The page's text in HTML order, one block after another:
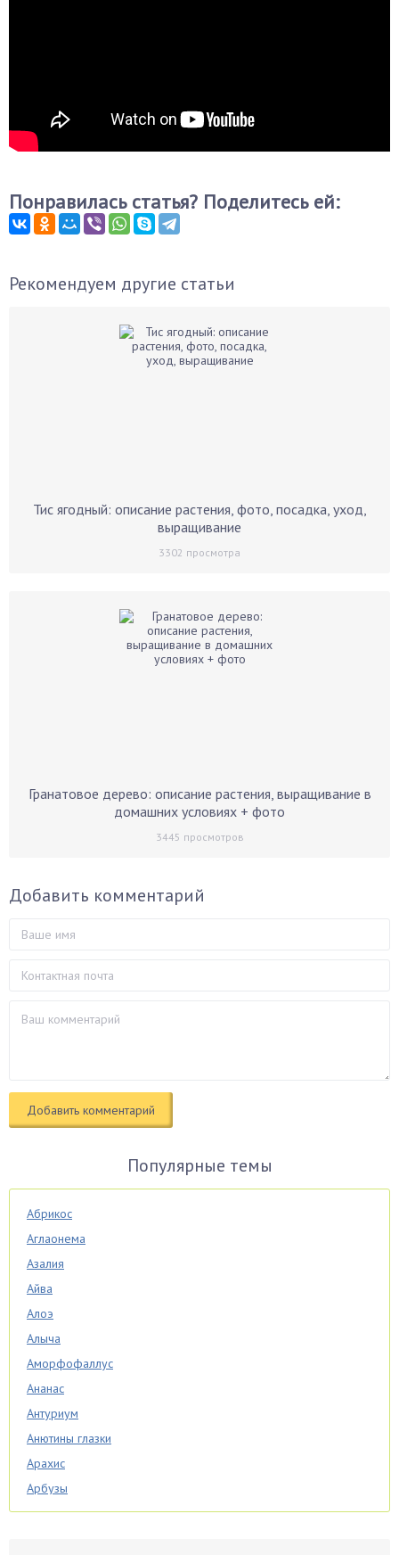
Понравилась статья? Поделитесь ей:
Рекомендуем другие статьи
Тис ягодный: описание растения, фото, посадка, уход,
выращивание
3302 просмотра
Гранатовое дерево: описание растения, выращивание в
домашних условиях + фото
3445 просмотров
Добавить комментарий
Популярные темы
Абрикос
Аглаонема
Азалия
Айва
Алоэ
Алыча
Аморфофаллус
Ананас
Антуриум
Анютины глазки
Арахис
Арбузы
Аспарагус